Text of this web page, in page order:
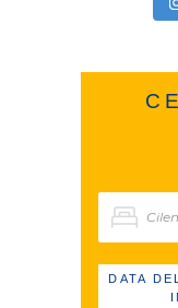
DATA DEL CHECK-